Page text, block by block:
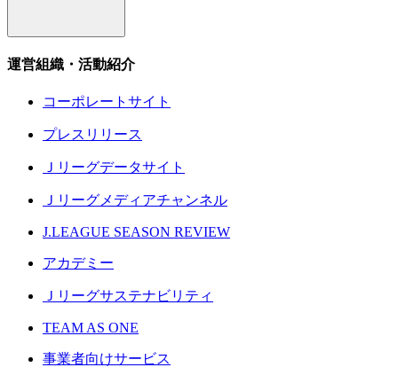
運営組織・活動紹介
コーポレートサイト
プレスリリース
Ｊリーグデータサイト
Ｊリーグメディアチャンネル
J.LEAGUE SEASON REVIEW
アカデミー
Ｊリーグサステナビリティ
TEAM AS ONE
事業者向けサービス